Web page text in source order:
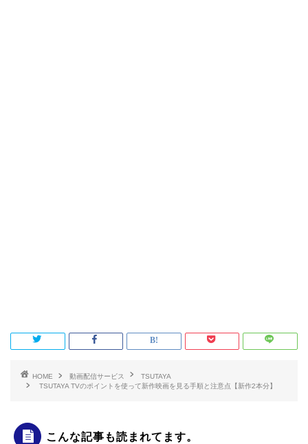
HOME 動画配信サービス
TSUTAYA
TSUTAYA TVのポイントを使って新作映画を見る手順と注意点【新作2本分】
こんな記事も読まれてます。